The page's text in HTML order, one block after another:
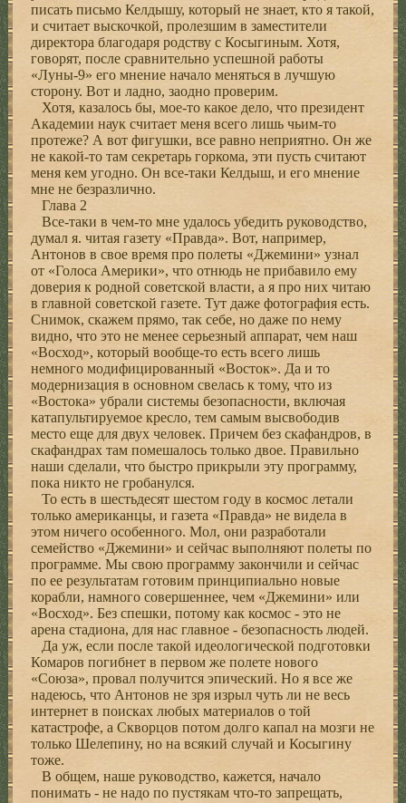
писать письмо Келдышу, который не знает, кто я такой,
и считает выскочкой, пролезшим в заместители
директора благодаря родству с Косыгиным. Хотя,
говорят, после сравнительно успешной работы
«Луны-9» его мнение начало меняться в лучшую
сторону. Вот и ладно, заодно проверим.
Хотя, казалось бы, мое-то какое дело, что президент
Академии наук считает меня всего лишь чьим-то
протеже? А вот фигушки, все равно неприятно. Он же
не какой-то там секретарь горкома, эти пусть считают
меня кем угодно. Он все-таки Келдыш, и его мнение
мне не безразлично.
Глава 2
Все-таки в чем-то мне удалось убедить руководство,
думал я. читая газету «Правда». Вот, например,
Антонов в свое время про полеты «Джемини» узнал
от «Голоса Америки», что отнюдь не прибавило ему
доверия к родной советской власти, а я про них читаю
в главной советской газете. Тут даже фотография есть.
Снимок, скажем прямо, так себе, но даже по нему
видно, что это не менее серьезный аппарат, чем наш
«Восход», который вообще-то есть всего лишь
немного модифицированный «Восток». Да и то
модернизация в основном свелась к тому, что из
«Востока» убрали системы безопасности, включая
катапультируемое кресло, тем самым высвободив
место еще для двух человек. Причем без скафандров, в
скафандрах там помешалось только двое. Правильно
наши сделали, что быстро прикрыли эту программу,
пока никто не гробанулся.
То есть в шестьдесят шестом году в космос летали
только американцы, и газета «Правда» не видела в
этом ничего особенного. Мол, они разработали
семейство «Джемини» и сейчас выполняют полеты по
программе. Мы свою программу закончили и сейчас
по ее результатам готовим принципиально новые
корабли, намного совершеннее, чем «Джемини» или
«Восход». Без спешки, потому как космос - это не
арена стадиона, для нас главное - безопасность людей.
Да уж, если после такой идеологической подготовки
Комаров погибнет в первом же полете нового
«Союза», провал получится эпический. Но я все же
надеюсь, что Антонов не зря изрыл чуть ли не весь
интернет в поисках любых материалов о той
катастрофе, а Скворцов потом долго капал на мозги не
только Шелепину, но на всякий случай и Косыгину
тоже.
В общем, наше руководство, кажется, начало
понимать - не надо по пустякам что-то запрещать,